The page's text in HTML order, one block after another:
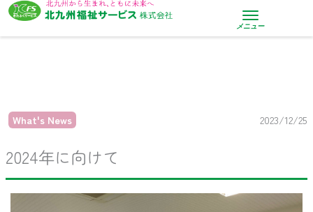
内
を
メニュー
What's News 2023/12/25
2024年に向けて